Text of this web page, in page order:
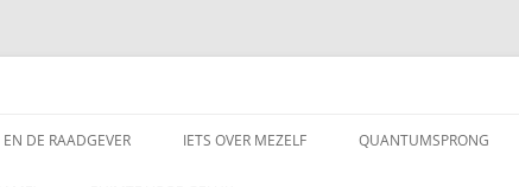
DE RAADGEVER IETS OVER MEZELF QUANTUMSPRONG